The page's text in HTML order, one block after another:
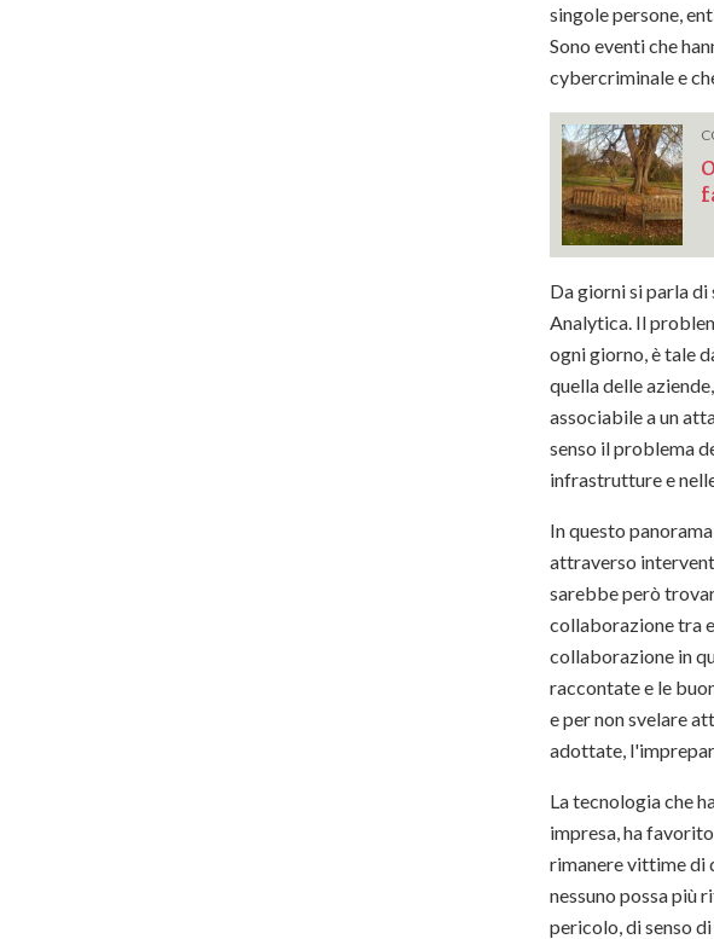
singole persone,
Sono eventi che
cybercriminale e
Da giorni si parla
Analytica. Il
ogni giorno, è tale
quella delle
associabile a un
senso il problema
infrastrutture e
In questo
attraverso
sarebbe però
collaborazione tra
collaborazione in
raccontate e le
e per non svelare
adottate,
La tecnologia che
impresa, ha
rimanere vittime di
nessuno possa più
pericolo, di senso